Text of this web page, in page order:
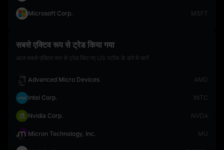
Microsoft Corp. MSFT
सबसे एक्टिव रूप से ट्रेड किया गया
आज सबसे एक्टिव रूप से ट्रेड किए गए US स्टॉक के बारे में जानें
Advanced Micro Devices AMD
Intel Corp. INTC
Nvidia Corp. NVDA
Micron Technology, Inc. MU